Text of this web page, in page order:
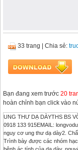
33 trang Chia sẻ:
Bạn đang xem trước 20
hoàn chỉnh bạn click vào
UNG THƯ DẠ DÀYTHS BS
0918 133 915EMAIL:
nguy cơ ung thư dạ dày2.
Trình bày được các nhóm